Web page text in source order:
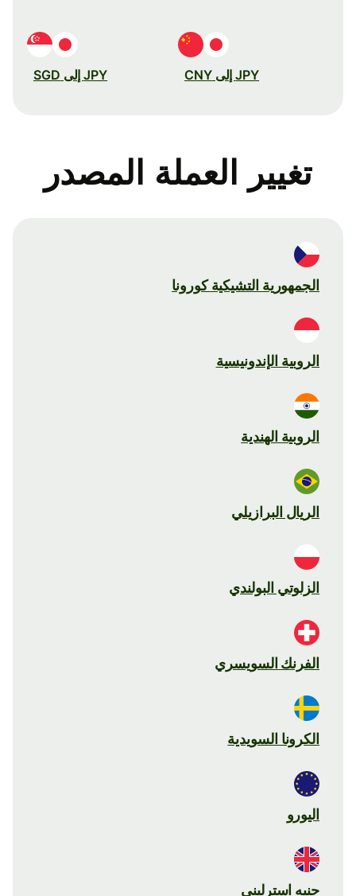
JPY إلى CNY JPY إلى SGD
تغيير العملة المصدر
الجمهورية التشيكية كورونا
الروبية الإندونيسية
الروبية الهندية
الريال البرازيلي
الزلوتي البولندي
الفرنك السويسري
الكرونا السويدية
اليورو
جنيه استرليني